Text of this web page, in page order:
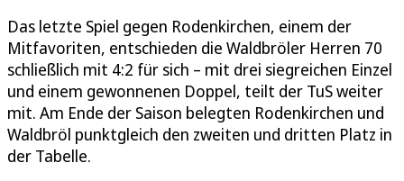
Das letzte Spiel gegen Rodenkirchen, einem der
Mitfavoriten, entschieden die Waldbröler Herren 70
schließlich mit 4:2 für sich – mit drei siegreichen Einzel
und einem gewonnenen Doppel, teilt der TuS weiter
mit. Am Ende der Saison belegten Rodenkirchen und
Waldbröl punktgleich den zweiten und dritten Platz in
der Tabelle.